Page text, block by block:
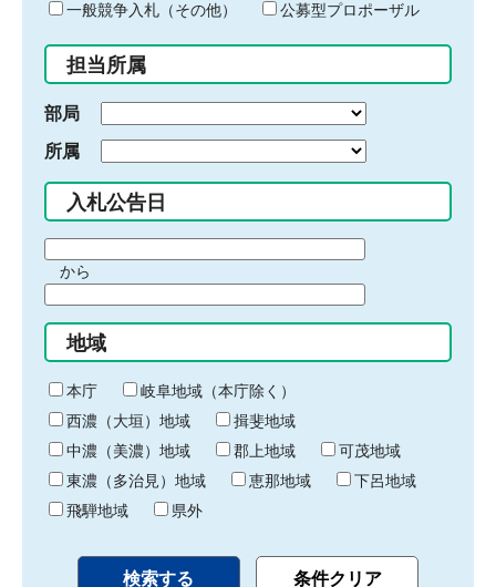
ド
入
力
一般競争入札（その他）
公募型プロポーザル
担当所属
部局
所属
入札公告日
間
始
り
から
間
終
わ
り
地域
本庁
岐阜地域（本庁除く）
西濃（大垣）地域
揖斐地域
中濃（美濃）地域
郡上地域
可茂地域
東濃（多治見）地域
恵那地域
下呂地域
飛騨地域
県外